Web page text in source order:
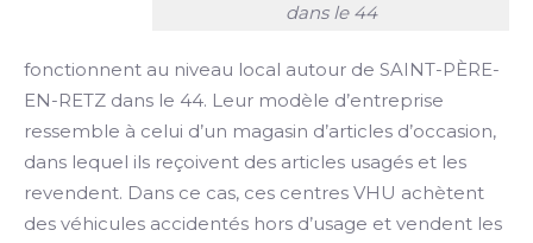
dans le 44
fonctionnent au niveau local autour de SAINT-PÈRE-
EN-RETZ dans le 44. Leur modèle d’entreprise
ressemble à celui d’un magasin d’articles d’occasion,
dans lequel ils reçoivent des articles usagés et les
revendent. Dans ce cas, ces centres VHU achètent
des véhicules accidentés hors d’usage et vendent les